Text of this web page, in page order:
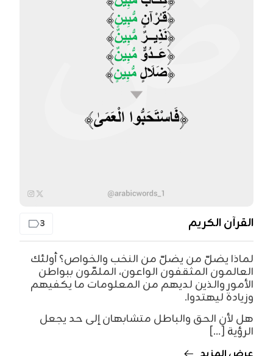
القرآن الكريم 3
لماذا يضلّ من يضلّ من النخب والخواص؟ أولئك
العالمون المثقفون الواعون، الملمّون ببواطن
الأمور والذين لديهم من المعلومات ما يكفيهم
وزيادة ليهتدوا.
هل لأن الحق والباطل متشابهان إلى حد يجعل
الرؤية [...]